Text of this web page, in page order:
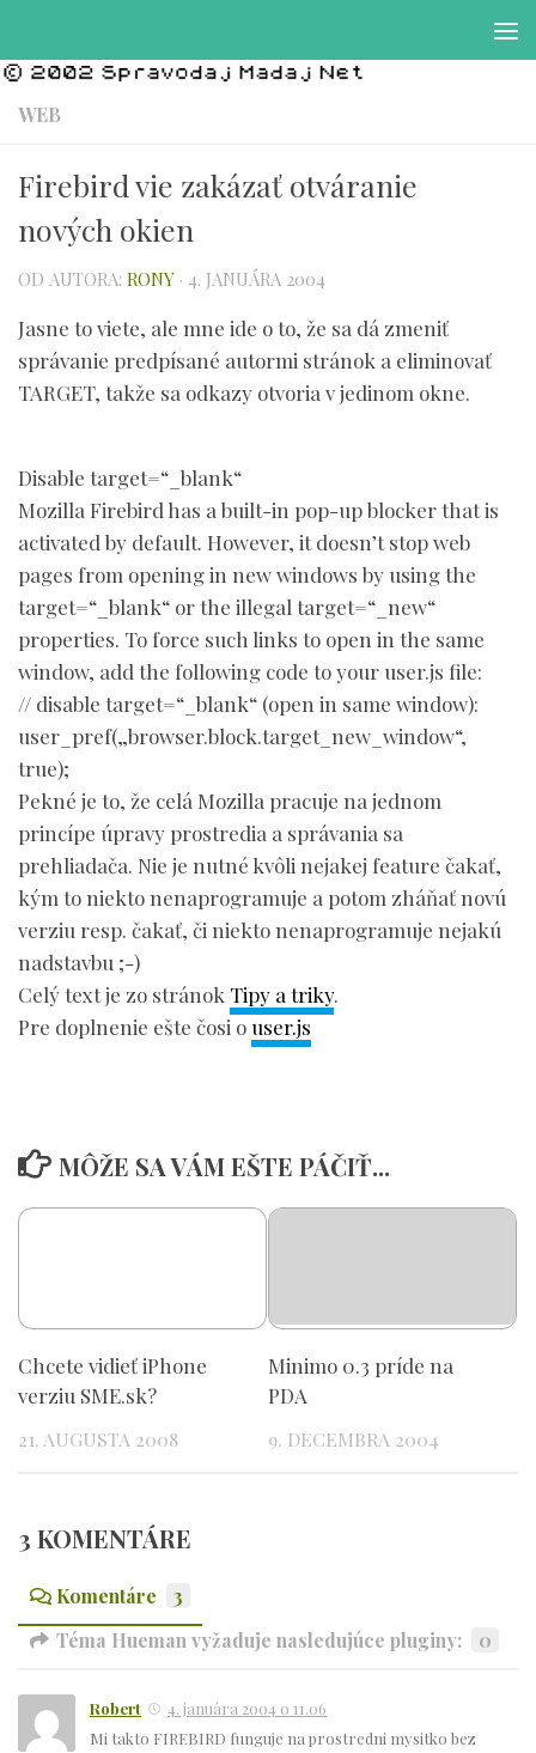
WEB
Firebird vie zakázať otváranie
nových okien
OD AUTORA: RONY · 4. JANUÁRA 2004
Jasne to viete, ale mne ide o to, že sa dá zmeniť
správanie predpísané autormi stránok a eliminovať
TARGET, takže sa odkazy otvoria v jedinom okne.
Disable target=“_blank“
Mozilla Firebird has a built-in pop-up blocker that is
activated by default. However, it doesn’t stop web
pages from opening in new windows by using the
target=“_blank“ or the illegal target=“_new“
properties. To force such links to open in the same
window, add the following code to your user.js file:
// disable target=“_blank“ (open in same window):
user_pref(„browser.block.target_new_window“,
true);
Pekné je to, že celá Mozilla pracuje na jednom
princípe úpravy prostredia a správania sa
prehliadača. Nie je nutné kvôli nejakej feature čakať,
kým to niekto nenaprogramuje a potom zháňať novú
verziu resp. čakať, či niekto nenaprogramuje nejakú
nadstavbu ;-)
Celý text je zo stránok Tipy a triky.
Pre doplnenie ešte čosi ouser.js
MÔŽE SA VÁM EŠTE PÁČIŤ...
Chcete vidieť iPhone
verziu SME.sk?
21. AUGUSTA 2008
Minimo 0.3 príde na
PDA
9. DECEMBRA 2004
3 KOMENTÁRE
Komentáre
3
Téma Hueman vyžaduje nasledujúce pluginy:
0
Robert
4. januára 2004 o 11.06
Mi takto FIREBIRD funguje na prostredni mysitko bez